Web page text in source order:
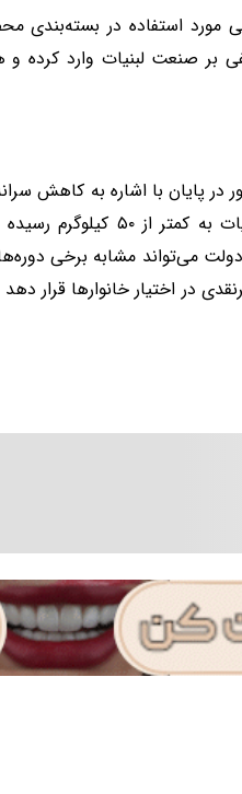
مورد استفاده در بسته‌بندی
بر صنعت لبنیات وارد کرده و
پایان با اشاره به کاهش
کشور گفت: برآوردها نشان می‌دهد سرانه
می‌تواند مشابه برخی
در اختیار خانوارها قرار